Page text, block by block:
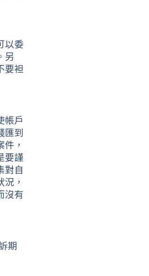
以委
另
要袒
帳戶
匯到
，
要謹
對自
，
沒有
期